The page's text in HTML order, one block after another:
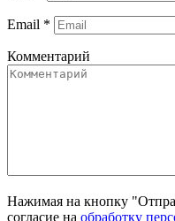
Email *
Комментарий
Нажимая на кнопку
согласие на обработку